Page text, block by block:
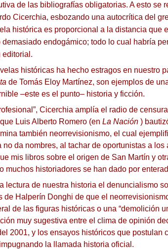
de las bibliografías obligatorias. A esto se
Cicerchia, esbozando una autocrítica del
histórica es proporcional a la distancia que
endogámico; todo lo cual habría
editorial.
históricas ha hecho estragos en nuestro
de Tomás Eloy Martínez, son ejemplos de
–este es el punto– historia y ficción.
Cicerchia amplía el radio de
Luis Alberto Romero (en La Nación )
también neorrevisionismo, el cual
da nombres, al tachar de oportunistas a los
mis libros sobre el origen de San Martín y
muchos historiadores se han dado por
lectura de nuestra historia el denuncialismo
Halperín Donghi de que el
de las figuras históricas o una “demolición
muy sugestiva entre el clima de opinión
2001, y los ensayos históricos que postulan
la llamada historia oficial.